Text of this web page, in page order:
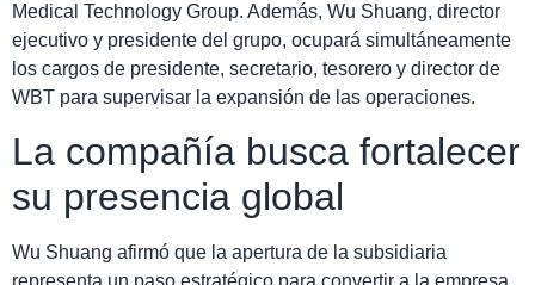
Medical Technology Group. Además, Wu Shuang, director
ejecutivo y presidente del grupo, ocupará simultáneamente
los cargos de presidente, secretario, tesorero y director de
WBT para supervisar la expansión de las operaciones.
La compañía busca fortalecer
su presencia global
Wu Shuang afirmó que la apertura de la subsidiaria